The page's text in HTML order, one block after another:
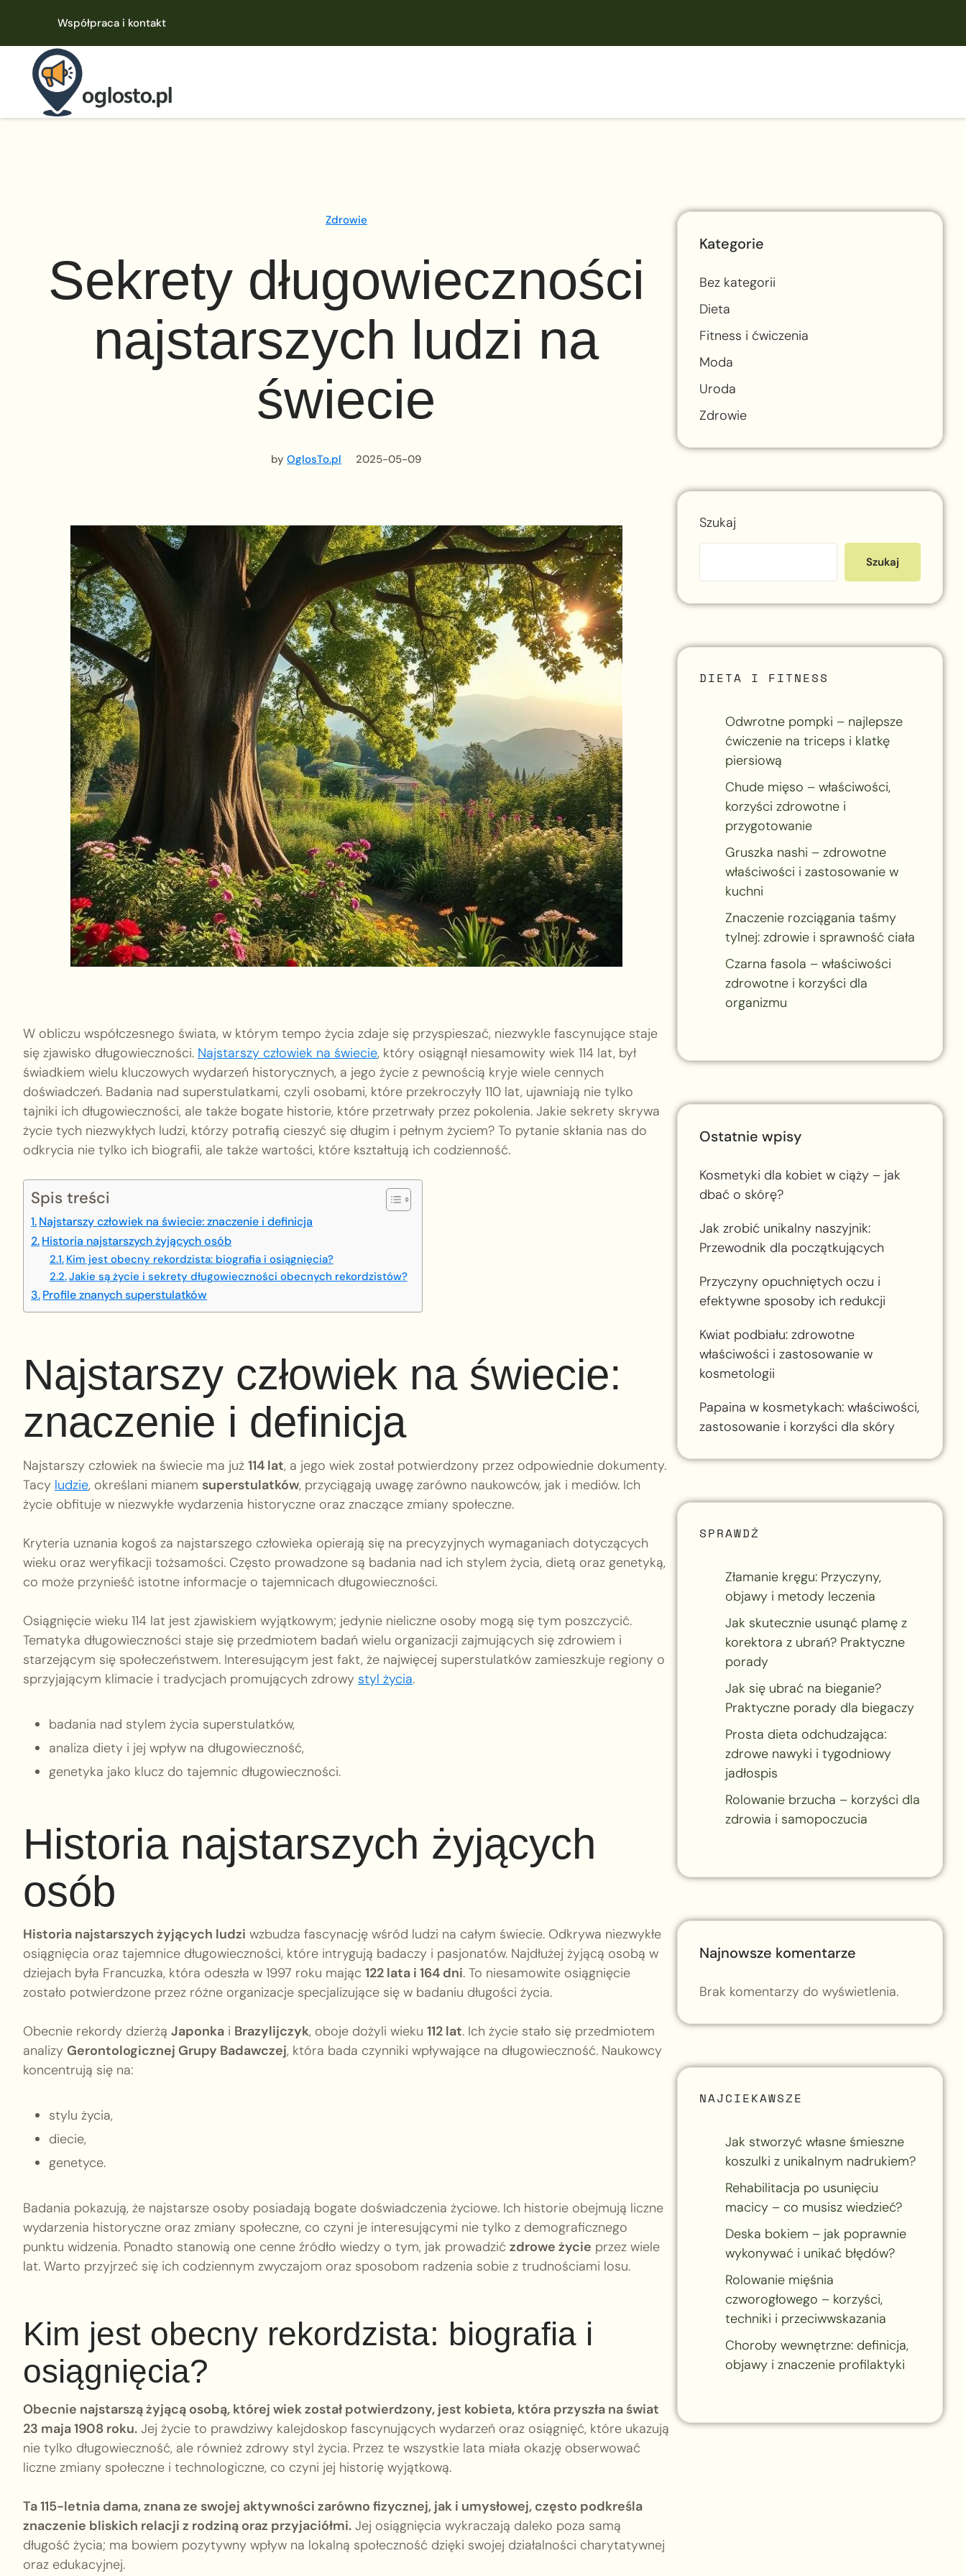
Współpraca i kontakt
Zdrowie
Sekrety długowieczności
najstarszych ludzi na
świecie
byOglosTo.pl 2025-05-09
W obliczu współczesnego świata, w którym tempo życia zdaje się przyspieszać, niezwykle fascynujące staje
się zjawisko długowieczności. Najstarszy człowiek na świecie, który osiągnął niesamowity wiek 114 lat, był
świadkiem wielu kluczowych wydarzeń historycznych, a jego życie z pewnością kryje wiele cennych
doświadczeń. Badania nad superstulatkami, czyli osobami, które przekroczyły 110 lat, ujawniają nie tylko
tajniki ich długowieczności, ale także bogate historie, które przetrwały przez pokolenia. Jakie sekrety skrywa
życie tych niezwykłych ludzi, którzy potrafią cieszyć się długim i pełnym życiem? To pytanie skłania nas do
odkrycia nie tylko ich biografii, ale także wartości, które kształtują ich codzienność.
Spis treści
Najstarszy człowiek na świecie: znaczenie i definicja
Historia najstarszych żyjących osób
Kim jest obecny rekordzista: biografia i osiągnięcia?
Jakie są życie i sekrety długowieczności obecnych rekordzistów?
Profile znanych superstulatków
Najstarszy człowiek na świecie:
znaczenie i definicja
Najstarszy człowiek na świecie ma już 114 lat, a jego wiek został potwierdzony przez odpowiednie dokumenty.
Tacy ludzie, określani mianem superstulatków, przyciągają uwagę zarówno naukowców, jak i mediów. Ich
życie obfituje w niezwykłe wydarzenia historyczne oraz znaczące zmiany społeczne.
Kryteria uznania kogoś za najstarszego człowieka opierają się na precyzyjnych wymaganiach dotyczących
wieku oraz weryfikacji tożsamości. Często prowadzone są badania nad ich stylem życia, dietą oraz genetyką,
co może przynieść istotne informacje o tajemnicach długowieczności.
Osiągnięcie wieku 114 lat jest zjawiskiem wyjątkowym; jedynie nieliczne osoby mogą się tym poszczycić.
Tematyka długowieczności staje się przedmiotem badań wielu organizacji zajmujących się zdrowiem i
starzejącym się społeczeństwem. Interesującym jest fakt, że najwięcej superstulatków zamieszkuje regiony o
sprzyjającym klimacie i tradycjach promujących zdrowy styl życia.
badania nad stylem życia superstulatków,
analiza diety i jej wpływ na długowieczność,
genetyka jako klucz do tajemnic długowieczności.
Historia najstarszych żyjących
osób
Historia najstarszych żyjących ludzi wzbudza fascynację wśród ludzi na całym świecie. Odkrywa niezwykłe
osiągnięcia oraz tajemnice długowieczności, które intrygują badaczy i pasjonatów. Najdłużej żyjącą osobą w
dziejach była Francuzka, która odeszła w 1997 roku mając 122 lata i 164 dni. To niesamowite osiągnięcie
zostało potwierdzone przez różne organizacje specjalizujące się w badaniu długości życia.
Obecnie rekordy dzierżą Japonka i Brazylijczyk, oboje dożyli wieku 112 lat. Ich życie stało się przedmiotem
analizy Gerontologicznej Grupy Badawczej, która bada czynniki wpływające na długowieczność. Naukowcy
koncentrują się na:
stylu życia,
diecie,
genetyce.
Badania pokazują, że najstarsze osoby posiadają bogate doświadczenia życiowe. Ich historie obejmują liczne
wydarzenia historyczne oraz zmiany społeczne, co czyni je interesującymi nie tylko z demograficznego
punktu widzenia. Ponadto stanowią one cenne źródło wiedzy o tym, jak prowadzić zdrowe życie przez wiele
lat. Warto przyjrzeć się ich codziennym zwyczajom oraz sposobom radzenia sobie z trudnościami losu.
Kim jest obecny rekordzista: biografia i
osiągnięcia?
Obecnie najstarszą żyjącą osobą, której wiek został potwierdzony, jest kobieta, która przyszła na świat
23 maja 1908 roku. Jej życie to prawdziwy kalejdoskop fascynujących wydarzeń oraz osiągnięć, które ukazują
nie tylko długowieczność, ale również zdrowy styl życia. Przez te wszystkie lata miała okazję obserwować
liczne zmiany społeczne i technologiczne, co czyni jej historię wyjątkową.
Ta 115-letnia dama, znana ze swojej aktywności zarówno fizycznej, jak i umysłowej, często podkreśla
znaczenie bliskich relacji z rodziną oraz przyjaciółmi. Jej osiągnięcia wykraczają daleko poza samą
długość życia; ma bowiem pozytywny wpływ na lokalną społeczność dzięki swojej działalności charytatywnej
oraz edukacyjnej.
Kategorie
Bez kategorii
Dieta
Fitness i ćwiczenia
Moda
Uroda
Zdrowie
Szukaj
Szukaj
DIETA I FITNESS
Odwrotne pompki – najlepsze
ćwiczenie na triceps i klatkę
piersiową
Chude mięso – właściwości,
korzyści zdrowotne i
przygotowanie
Gruszka nashi – zdrowotne
właściwości i zastosowanie w
kuchni
Znaczenie rozciągania taśmy
tylnej: zdrowie i sprawność ciała
Czarna fasola – właściwości
zdrowotne i korzyści dla
organizmu
Ostatnie wpisy
Kosmetyki dla kobiet w ciąży – jak
dbać o skórę?
Jak zrobić unikalny naszyjnik:
Przewodnik dla początkujących
Przyczyny opuchniętych oczu i
efektywne sposoby ich redukcji
Kwiat podbiału: zdrowotne
właściwości i zastosowanie w
kosmetologii
Papaina w kosmetykach: właściwości,
zastosowanie i korzyści dla skóry
SPRAWDŹ
Złamanie kręgu: Przyczyny,
objawy i metody leczenia
Jak skutecznie usunąć plamę z
korektora z ubrań? Praktyczne
porady
Jak się ubrać na bieganie?
Praktyczne porady dla biegaczy
Prosta dieta odchudzająca:
zdrowe nawyki i tygodniowy
jadłospis
Rolowanie brzucha – korzyści dla
zdrowia i samopoczucia
Najnowsze komentarze
Brak komentarzy do wyświetlenia.
NAJCIEKAWSZE
Jak stworzyć własne śmieszne
koszulki z unikalnym nadrukiem?
Rehabilitacja po usunięciu
macicy – co musisz wiedzieć?
Deska bokiem – jak poprawnie
wykonywać i unikać błędów?
Rolowanie mięśnia
czworogłowego – korzyści,
techniki i przeciwwskazania
Choroby wewnętrzne: definicja,
objawy i znaczenie profilaktyki